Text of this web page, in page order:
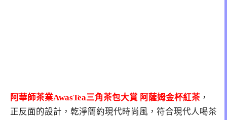
阿華師茶業AwasTea三角茶包大賞 阿薩姆金杯紅茶 ，
正反面的設計，乾淨簡約現代時尚風，符合現代人喝茶